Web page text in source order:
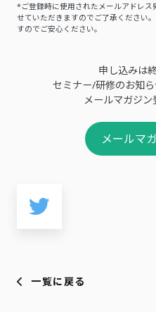
*ご登録時に使用されたメールアドレス
せていただきますのでご了承ください
すのでご安心ください。
申し込みは
セミナー/研修のお知
メールマガジ
メールマ
一覧に戻る